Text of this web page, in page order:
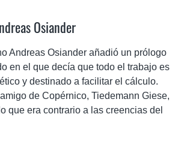
Osiander
Andreas Osiander añadió un prólogo
en el que decía que todo el trabajo es
y destinado a facilitar el cálculo.
de Copérnico, Tiedemann Giese,
que era contrario a las creencias del